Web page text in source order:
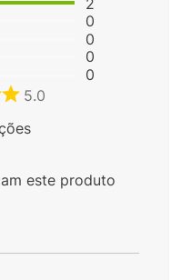
0
0
0
0
5.0
este produto